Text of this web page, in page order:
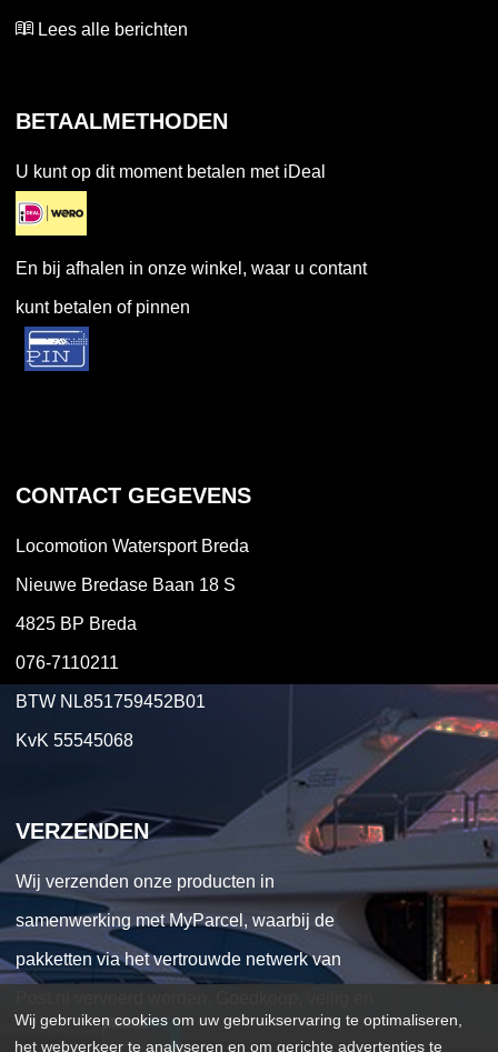
Lees alle berichten
BETAALMETHODEN
U kunt op dit moment betalen met iDeal
En bij afhalen in onze winkel, waar u contant
kunt betalen of pinnen
CONTACT GEGEVENS
Locomotion Watersport Breda
Nieuwe Bredase Baan 18 S
4825 BP Breda
076-7110211
BTW NL851759452B01
KvK 55545068
VERZENDEN
Wij verzenden onze producten in
samenwerking met MyParcel, waarbij de
pakketten via het vertrouwde netwerk van
Wij gebruiken cookies om uw gebruikservaring te optimaliseren,
het webverkeer te analyseren en om gerichte advertenties te